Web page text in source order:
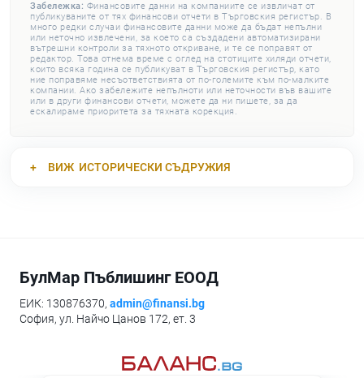
Забележка: Финансовите данни на компаниите се извличат от
публикуваните от тях финансови отчети в Търговския регистър. В
много редки случаи финансовите данни може да бъдат непълни
или неточно извлечени, за което са създадени автоматизирани
вътрешни контроли за тяхното откриване, и те се поправят от
редактор. Това отнема време с оглед на стотиците хиляди отчети,
които всяка година се публикуват в Търговския регистър, като
ние поправяме несъответствията от по-големите към по-малките
компании. Ако забележите непълноти или неточности във вашите
или в други финансови отчети, можете да ни пишете, за да
ескалираме приоритета за тяхната корекция.
ВИЖ ИСТОРИЧЕСКИ СЪДРУЖИЯ
БулМар Пъблишинг ЕООД
ЕИК: 130876370, admin@finansi.bg
София, ул. Найчо Цанов 172, ет. 3